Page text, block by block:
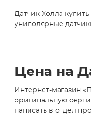
QST
Silicon
TDK-
TE
Датчик Холла
униполярные
Цена на
Интернет-магазин
оригинальную
написать в отдел